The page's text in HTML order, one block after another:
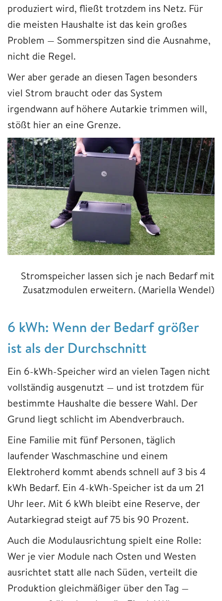
produziert wird, fließt trotzdem ins Netz. Für
die meisten Haushalte ist das kein großes
Problem — Sommerspitzen sind die Ausnahme,
nicht die Regel.
Wer aber gerade an diesen Tagen besonders
viel Strom braucht oder das System
irgendwann auf höhere Autarkie trimmen will,
stößt hier an eine Grenze.
Stromspeicher lassen sich je nach Bedarf mit
Zusatzmodulen erweitern. (Mariella Wendel)
6 kWh: Wenn der Bedarf größer
ist als der Durchschnitt
Ein 6-kWh-Speicher wird an vielen Tagen nicht
vollständig ausgenutzt — und ist trotzdem für
bestimmte Haushalte die bessere Wahl. Der
Grund liegt schlicht im Abendverbrauch.
Eine Familie mit fünf Personen, täglich
laufender Waschmaschine und einem
Elektroherd kommt abends schnell auf 3 bis 4
kWh Bedarf. Ein 4-kWh-Speicher ist da um 21
Uhr leer. Mit 6 kWh bleibt eine Reserve, der
Autarkiegrad steigt auf 75 bis 90 Prozent.
Auch die Modulausrichtung spielt eine Rolle:
Wer je vier Module nach Osten und Westen
ausrichtet statt alle nach Süden, verteilt die
Produktion gleichmäßiger über den Tag —